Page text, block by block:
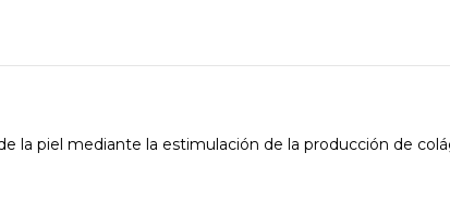
la piel mediante la estimulación de la producción de